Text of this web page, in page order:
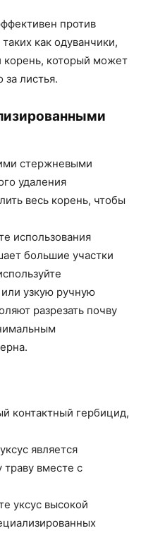
против
как одуванчики,
который может
за листья.
стержневыми
удаления
весь корень, чтобы
использования
большие участки
или узкую ручную
разрезать почву
контактный гербицид,
является
траву вместе с
уксус высокой